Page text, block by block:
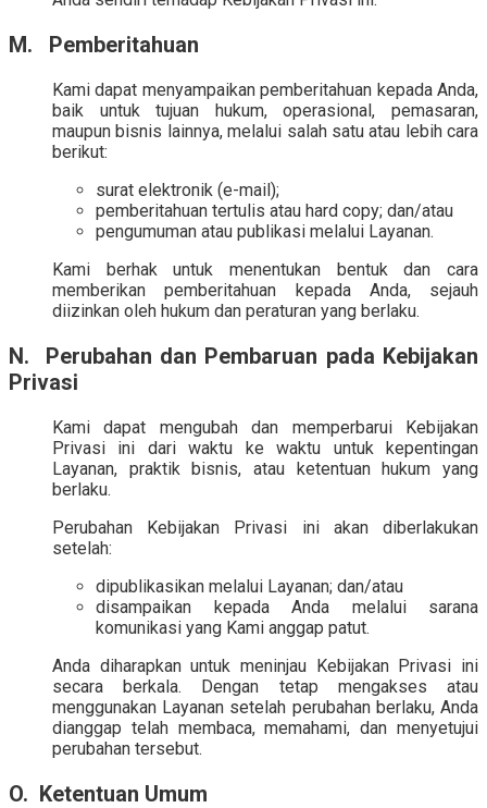
M. Pemberitahuan
Kami dapat menyampaikan pemberitahuan kepada Anda,
baik untuk tujuan hukum, operasional, pemasaran,
maupun bisnis lainnya, melalui salah satu atau lebih cara
berikut:
surat elektronik (e-mail);
pemberitahuan tertulis atau hard copy; dan/atau
pengumuman atau publikasi melalui Layanan.
Kami berhak untuk menentukan bentuk dan cara
memberikan pemberitahuan kepada Anda, sejauh
diizinkan oleh hukum dan peraturan yang berlaku.
N. Perubahan dan Pembaruan pada Kebijakan
Privasi
Kami dapat mengubah dan memperbarui Kebijakan
Privasi ini dari waktu ke waktu untuk kepentingan
Layanan, praktik bisnis, atau ketentuan hukum yang
berlaku.
Perubahan Kebijakan Privasi ini akan diberlakukan
setelah:
dipublikasikan melalui Layanan; dan/atau
disampaikan kepada Anda melalui sarana
komunikasi yang Kami anggap patut.
Anda diharapkan untuk meninjau Kebijakan Privasi ini
secara berkala. Dengan tetap mengakses atau
menggunakan Layanan setelah perubahan berlaku, Anda
dianggap telah membaca, memahami, dan menyetujui
perubahan tersebut.
O. Ketentuan Umum